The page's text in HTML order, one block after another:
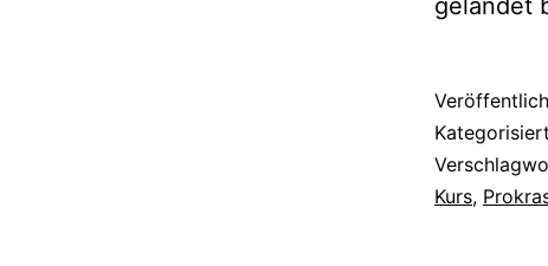
gelandet
Kurs,